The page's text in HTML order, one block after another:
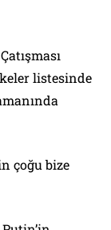
listesinde
çoğu bize